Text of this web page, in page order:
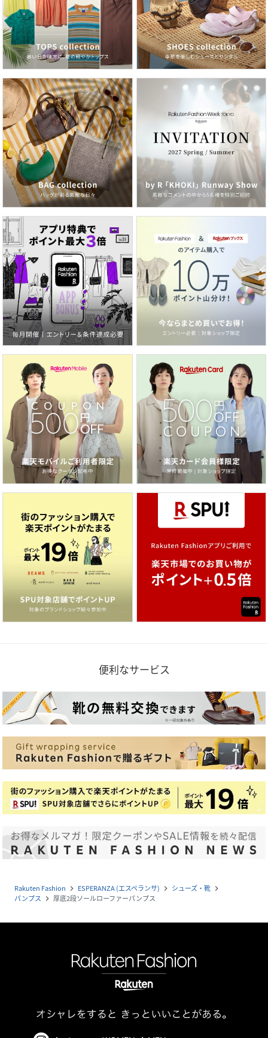
便利なサービス
Rakuten Fashion navigate_next ESPERANZA (エスペランサ) navigate_next シューズ・靴 navigate_next
パンプス navigate_next 厚底2段ソールローファーパンプス